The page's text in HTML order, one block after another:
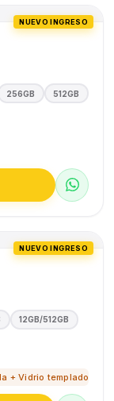
NUEVO INGRESO
256GB 512GB
NUEVO INGRESO
12GB/512GB
+ Vidrio templado